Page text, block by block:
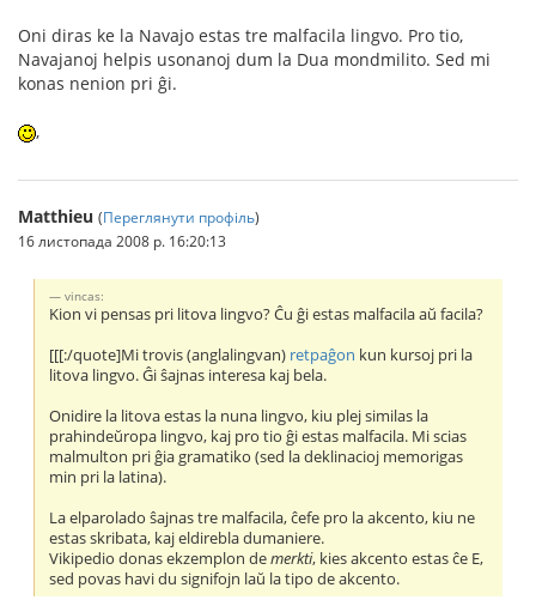
Oni diras ke la Navajo estas tre malfacila lingvo. Pro tio,
Navajanoj helpis usonanoj dum la Dua mondmilito. Sed mi
konas nenion pri ĝi.
,
Matthieu (Переглянути профіль)
16 листопада 2008 р. 16:20:13
vincas:
Kion vi pensas pri litova lingvo? Ĉu ĝi estas malfacila aŭ facila?
[[[:/quote]Mi trovis (anglalingvan) retpaĝon kun kursoj pri la
litova lingvo. Ĝi ŝajnas interesa kaj bela.
Onidire la litova estas la nuna lingvo, kiu plej similas la
prahindeŭropa lingvo, kaj pro tio ĝi estas malfacila. Mi scias
malmulton pri ĝia gramatiko (sed la deklinacioj memorigas
min pri la latina).
La elparolado ŝajnas tre malfacila, ĉefe pro la akcento, kiu ne
estas skribata, kaj eldirebla dumaniere.
Vikipedio donas ekzemplon demerkti, kies akcento estas ĉe E,
sed povas havi du signifojn laŭ la tipo de akcento.